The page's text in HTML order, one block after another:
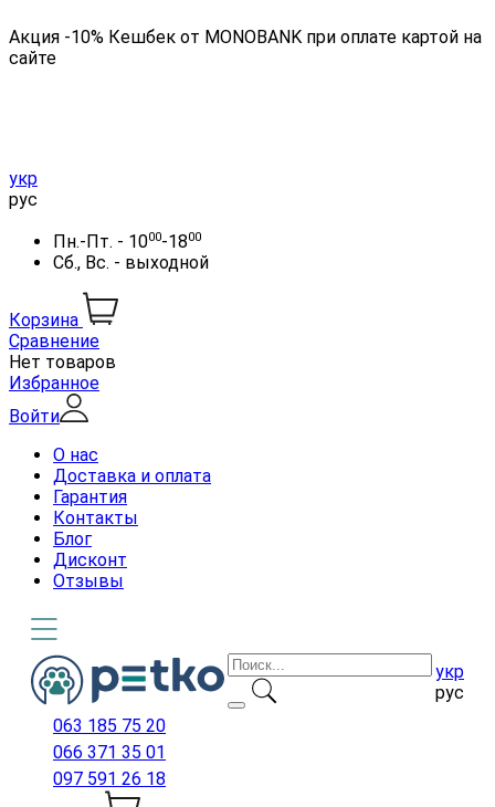
Акция -10% Кешбек от MONOBANK при оплате картой на
сайте
укр
рус
Пн.-Пт. - 1000-1800
Сб., Вс. - выходной
Корзина
Сравнение
Нет товаров
Избранное
Войти
О нас
Доставка и оплата
Гарантия
Контакты
Блог
Дисконт
Отзывы
укр
рус
063 185 75 20
066 371 35 01
097 591 26 18